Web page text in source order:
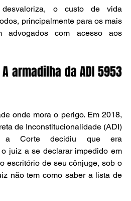
o custo de vida
principalmente para os mais
advogados com acesso aos
armadilha da ADI 5953
onde mora o perigo. Em 2018,
de Inconstitucionalidade (ADI)
a Corte decidiu que era
juiz a se declarar impedido em
escritório de seu cônjuge, sob o
não tem como saber a lista de